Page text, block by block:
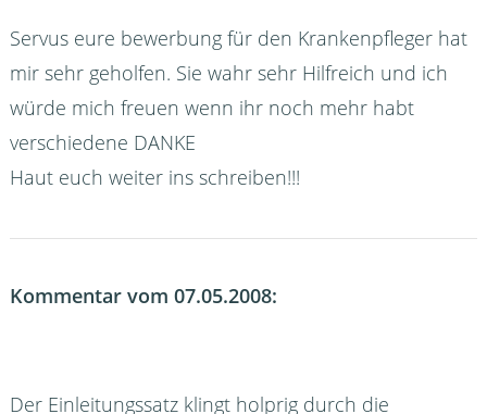
Servus eure bewerbung für den Krankenpfleger hat
mir sehr geholfen. Sie wahr sehr Hilfreich und ich
würde mich freuen wenn ihr noch mehr habt
verschiedene DANKE
Haut euch weiter ins schreiben!!!
Kommentar vom 07.05.2008:
Der Einleitungssatz klingt holprig durch die